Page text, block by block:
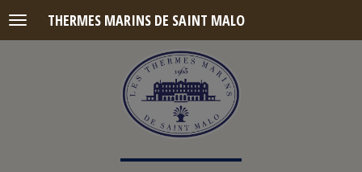
Menu THERMES MARINS DE SAINT MALO